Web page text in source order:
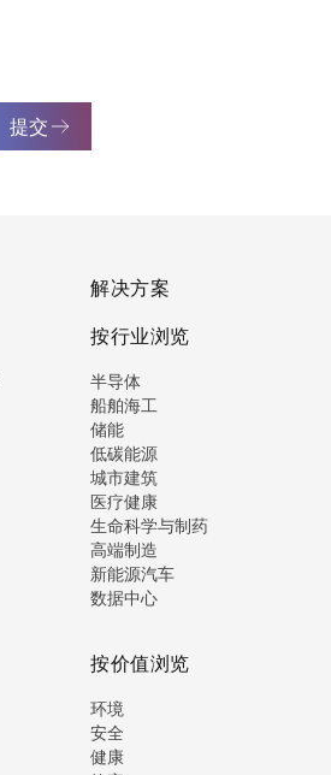
提交
解决方案
按行业浏览
半导体
船舶海工
储能
低碳能源
城市建筑
医疗健康
生命科学与制药
高端制造
新能源汽车
数据中心
按价值浏览
环境
安全
健康